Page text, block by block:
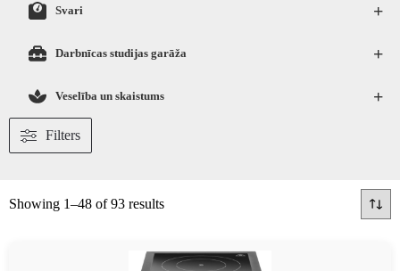
+
Svari
+
Darbnīcas studijas garāža
+
Veselība un skaistums
Filters
Showing 1–48 of 93 results